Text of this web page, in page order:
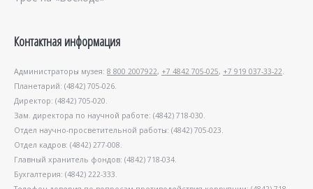
Контактная информация
Администраторы музея: 8 800 2007922, +7 4842 705-025, +7 919 037-33-22.
Планетарий: (4842) 705-026.
Директор: (4842) 705-020.
Зам. директора по научной работе: (4842) 718-030.
Отдел научно-просветительной работы: (4842) 705-023.
Отдел кадров: (4842) 277-008.
Главный хранитель фондов: (4842) 718-034.
Бухгалтерия: (4842) 222-333.